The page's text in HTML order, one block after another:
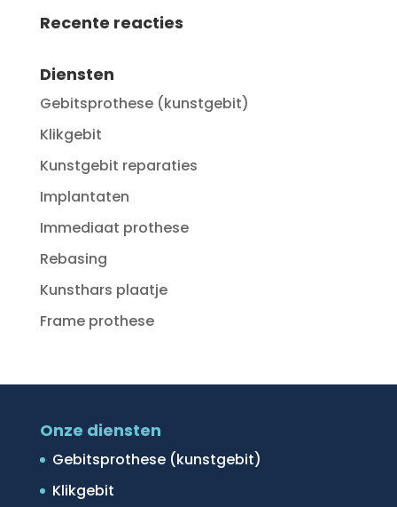
Recente reacties
Diensten
Gebitsprothese (kunstgebit)
Klikgebit
Kunstgebit reparaties
Implantaten
Immediaat prothese
Rebasing
Kunsthars plaatje
Frame prothese
Onze diensten
Gebitsprothese (kunstgebit)
Klikgebit